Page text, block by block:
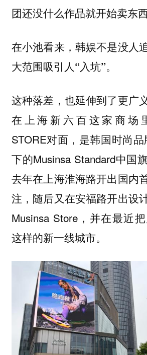
团还没什么作品就开始卖东西
在小池看来，韩娱不是没人
大范围吸引人“入坑”。
这种落差，也延伸到了更广
在上海新六百这家商场
STORE对面，是韩国时尚
下的Musinsa Standard中国
去年在上海淮海路开出国内
注，随后又在安福路开出设
Musinsa Store，并在最近
这样的新一线城市。